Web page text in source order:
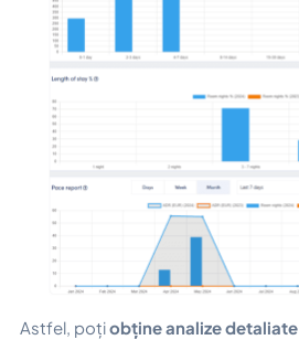
Astfel, poțiobține analize detaliate